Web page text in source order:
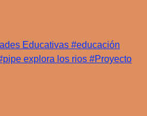
Educativas #educación
explora los rios #Proyecto